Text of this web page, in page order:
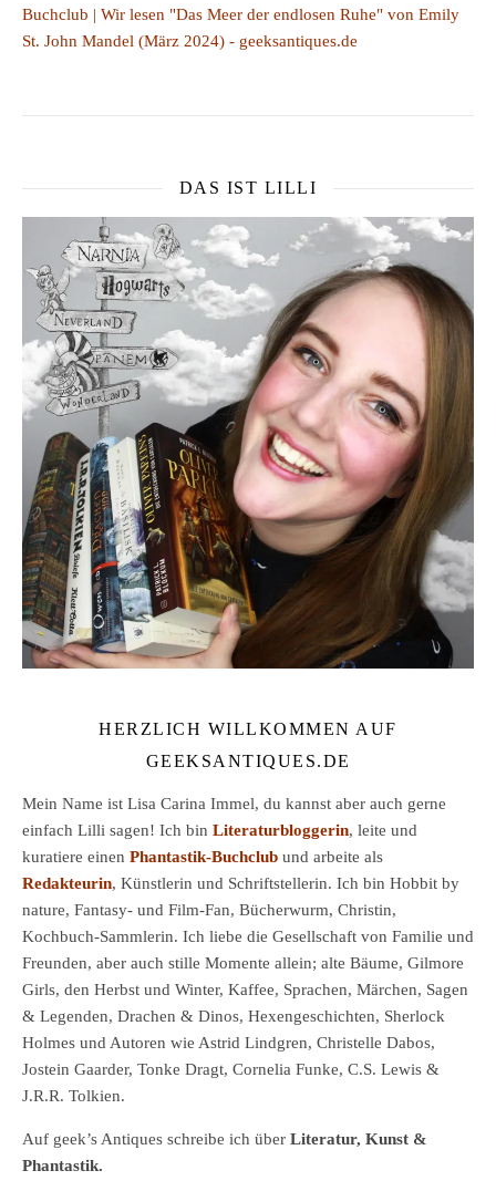
Buchclub | Wir lesen "Das Meer der endlosen Ruhe" von Emily
St. John Mandel (März 2024) - geeksantiques.de
DAS IST LILLI
HERZLICH WILLKOMMEN AUF
GEEKSANTIQUES.DE
Mein Name ist Lisa Carina Immel, du kannst aber auch gerne
einfach Lilli sagen! Ich bin Literaturbloggerin, leite und
kuratiere einen Phantastik-Buchclub und arbeite als
Redakteurin, Künstlerin und Schriftstellerin. Ich bin Hobbit by
nature, Fantasy- und Film-Fan, Bücherwurm, Christin,
Kochbuch-Sammlerin. Ich liebe die Gesellschaft von Familie und
Freunden, aber auch stille Momente allein; alte Bäume, Gilmore
Girls, den Herbst und Winter, Kaffee, Sprachen, Märchen, Sagen
& Legenden, Drachen & Dinos, Hexengeschichten, Sherlock
Holmes und Autoren wie Astrid Lindgren, Christelle Dabos,
Jostein Gaarder, Tonke Dragt, Cornelia Funke, C.S. Lewis &
J.R.R. Tolkien.
Auf geek’s Antiques schreibe ich über Literatur, Kunst &
Phantastik.